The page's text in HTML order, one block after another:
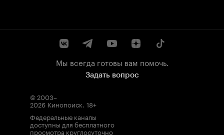
Мы всегда готовы вам помочь.
Задать вопрос
© 2003–
2026 Кинопоиск. 18+
Федеральные каналы
доступны для бесплатного
просмотра круглосуточно